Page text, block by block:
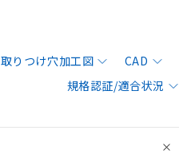
取りつけ穴加工図
CAD
規格認証/適合状況